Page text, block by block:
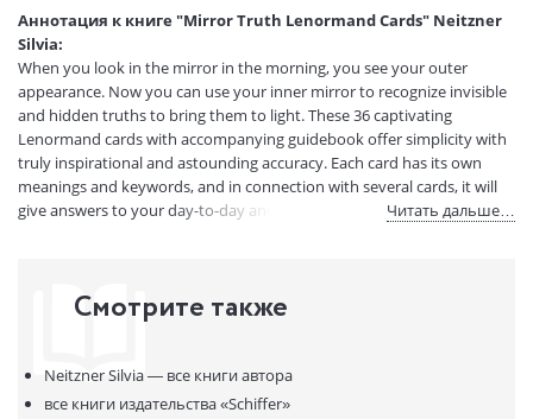
Код товара:
50075829
Артикул:
14255412
ISBN:
9780764357121
В продаже с:
06.05.2023
Аннотация к книге "Mirror Truth Lenormand Cards" Neitzner
Silvia:
When you look in the mirror in the morning, you see your outer
appearance. Now you can use your inner mirror to recognize invisible
and hidden truths to bring them to light. These 36 captivating
Lenormand cards with accompanying guidebook offer simplicity with
truly inspirational and astounding accuracy. Each card has its own
meanings and keywords, and in connection with several cards, it will
give answers to your day-to-day and significant questions. They
mirror cards to bring your unconscious self to the surface!
Читать дальше…
Смотрите также
Neitzner Silvia — все книги автора
все книги издательства«Schiffer»